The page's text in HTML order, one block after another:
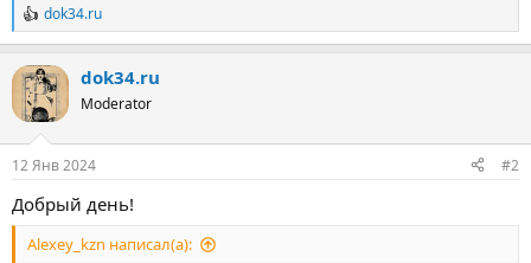
Р
е
к
ц
и
dok34.ru
dok34.ru
Moderator
12 Янв 2024 #2
Добрый день!
Alexey_kzn написал(а):